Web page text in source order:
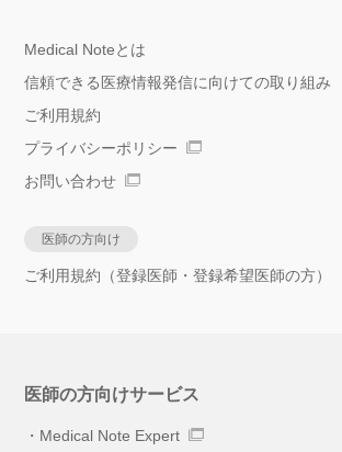
Medical Noteとは
信頼できる医療情報発信に向けての取り組み
ご利用規約
プライバシーポリシー
お問い合わせ
医師の方向け
ご利用規約（登録医師・登録希望医師の方）
医師の方向けサービス
Medical Note Expert